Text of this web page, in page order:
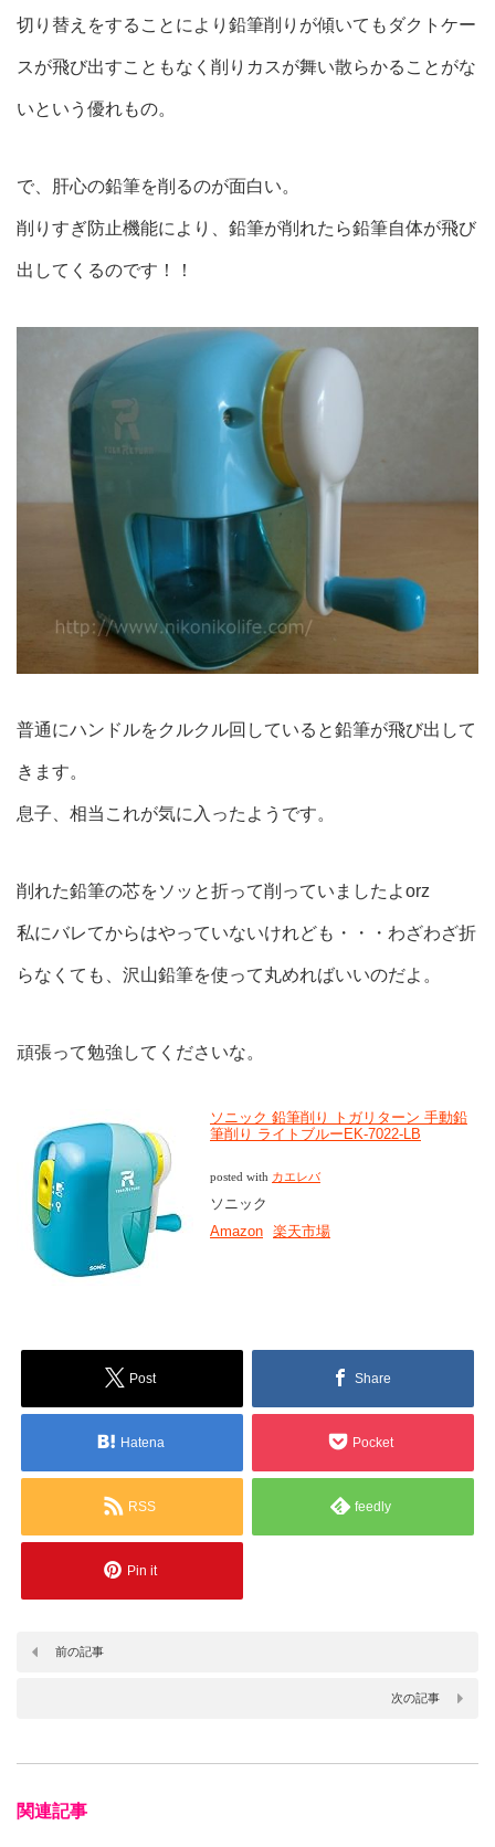
切り替えをすることにより鉛筆削りが傾いてもダクトケー
スが飛び出すこともなく削りカスが舞い散らかることがな
いという優れもの。
で、肝心の鉛筆を削るのが面白い。
削りすぎ防止機能により、鉛筆が削れたら鉛筆自体が飛び
出してくるのです！！
普通にハンドルをクルクル回していると鉛筆が飛び出して
きます。
息子、相当これが気に入ったようです。
削れた鉛筆の芯をソッと折って削っていましたよorz
私にバレてからはやっていないけれども・・・わざわざ折
らなくても、沢山鉛筆を使って丸めればいいのだよ。
頑張って勉強してくださいな。
ソニック 鉛筆削り トガリターン 手動鉛
筆削り ライトブルーEK-7022-LB
posted with カエレバ
ソニック
Amazon 楽天市場
Post Share
Hatena Pocket
RSS feedly
Pin it
前の記事
次の記事
関連記事